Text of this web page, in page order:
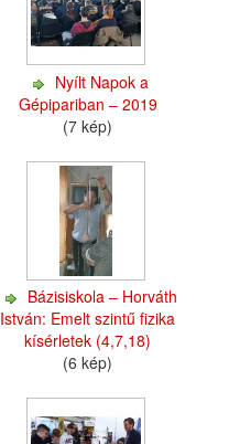
Nyílt Napok a
Gépipariban – 2019
(7 kép)
Bázisiskola – Horváth
István: Emelt szintű fizika
kísérletek (4,7,18)
(6 kép)